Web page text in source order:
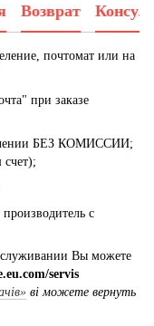
Возврат
почтомат или на
при заказе
БЕЗ КОМИССИИ;
с
Вы можете
servis
ві можете вернуть